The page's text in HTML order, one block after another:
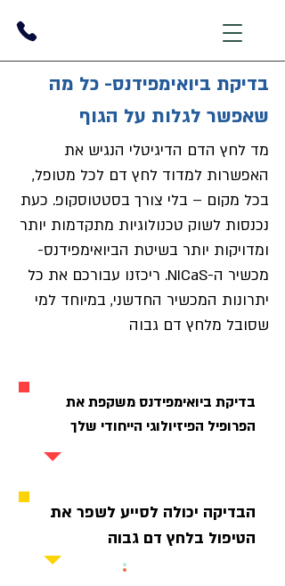
בדיקת ביואימפידנס- כל מה
שאפשר לגלות על הגוף
מד לחץ הדם הדיגיטלי הנגיש את
האפשרות למדוד לחץ דם לכל מטופל,
בכל מקום – בלי צורך בסטטוסקופ. כעת
נכנסות לשוק טכנולוגיות מתקדמות יותר
ומדויקות יותר בשיטת הביואימפידנס-
מכשיר ה-NICaS. ריכזנו עבורכם את כל
יתרונות המכשיר החדשני, במיוחד למי
שסובל מלחץ דם גבוה
הבדיקה יכולה לסייע לשפר את
הטיפול בלחץ דם גבוה
בדיקת ביואימפידנס משקפת את
הפרופיל הפיזיולוגי הייחודי שלך